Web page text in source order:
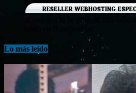
¡Consigue tu hosting de alta
costo en Banahosting!
Lo más leído